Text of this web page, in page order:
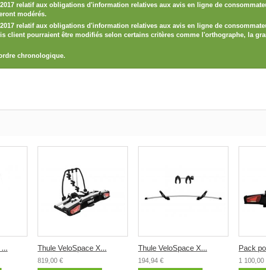
2017 relatif aux obligations d'information relatives aux avis en ligne de
modérés.
2017 relatif aux obligations d'information relatives aux avis en ligne de
client pourraient être modifiés selon certains critères comme l'orthographe, la
chronologique.
Thule VeloSpace X...
819,00 €
Thule VeloSpace X...
194,94 €
Pack
1 100,00